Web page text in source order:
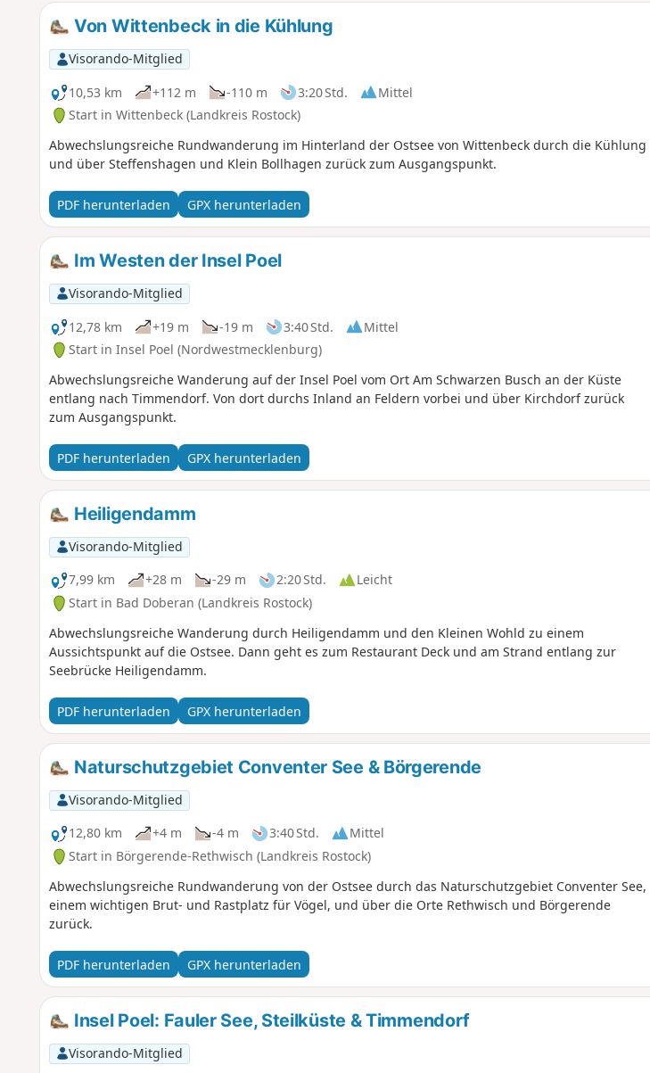
Von Wittenbeck in die Kühlung
Visorando-Mitglied
10,53 km
+112 m -110 m 3:20 Std.
Mittel
Start in Wittenbeck (Landkreis Rostock)
Abwechslungsreiche Rundwanderung im Hinterland der Ostsee von Wittenbeck durch die Kühlung
und über Steffenshagen und Klein Bollhagen zurück zum Ausgangspunkt.
PDF herunterladen GPX herunterladen
Im Westen der Insel Poel
Visorando-Mitglied
12,78 km
+19 m -19 m 3:40 Std.
Mittel
Start in Insel Poel (Nordwestmecklenburg)
Abwechslungsreiche Wanderung auf der Insel Poel vom Ort Am Schwarzen Busch an der Küste
entlang nach Timmendorf. Von dort durchs Inland an Feldern vorbei und über Kirchdorf zurück
zum Ausgangspunkt.
PDF herunterladen GPX herunterladen
Heiligendamm
Visorando-Mitglied
7,99 km
+28 m -29 m 2:20 Std.
Leicht
Start in Bad Doberan (Landkreis Rostock)
Abwechslungsreiche Wanderung durch Heiligendamm und den Kleinen Wohld zu einem
Aussichtspunkt auf die Ostsee. Dann geht es zum Restaurant Deck und am Strand entlang zur
Seebrücke Heiligendamm.
PDF herunterladen GPX herunterladen
Naturschutzgebiet Conventer See & Börgerende
Visorando-Mitglied
12,80 km
+4 m -4 m 3:40 Std.
Mittel
Start in Börgerende-Rethwisch (Landkreis Rostock)
Abwechslungsreiche Rundwanderung von der Ostsee durch das Naturschutzgebiet Conventer See,
einem wichtigen Brut- und Rastplatz für Vögel, und über die Orte Rethwisch und Börgerende
zurück.
PDF herunterladen GPX herunterladen
Insel Poel: Fauler See, Steilküste & Timmendorf
Visorando-Mitglied